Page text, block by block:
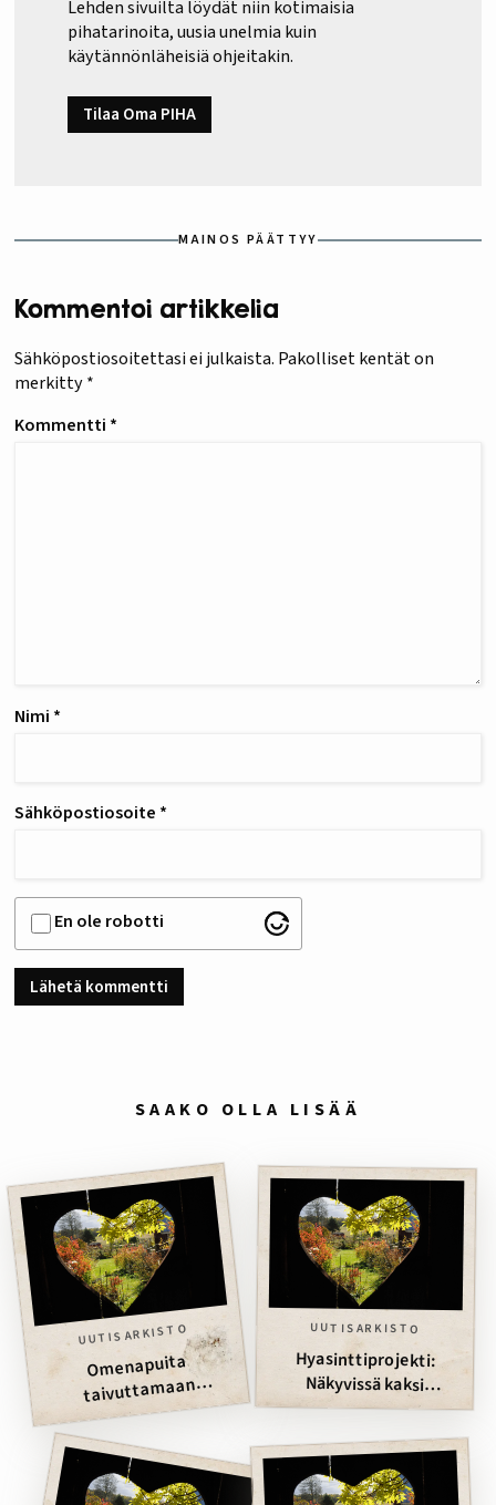
Lehden sivuilta löydät niin kotimaisia
pihatarinoita, uusia unelmia kuin
käytännönläheisiä ohjeitakin.
Tilaa Oma PIHA
MAINOS PÄÄTTYY
Kommentoi artikkelia
Sähköpostiosoitettasi ei julkaista. Pakolliset kentät on
merkitty*
Kommentti *
Nimi *
Sähköpostiosoite *
En ole robotti
SAAKO OLLA LISÄÄ
UUTISARKISTO
Omenapuita
taivuttamaan
kevättalvella
UUTISARKISTO
Hyasinttiprojekti:
Näkyvissä kaksi
valkoista nenää